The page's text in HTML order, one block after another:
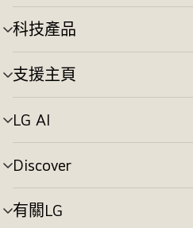
單
切
換
科技產品
選
單
切
換
支援主頁
選
單
切
換
LG AI
選
單
切
換
Discover
選
單
切
換
有關LG
選